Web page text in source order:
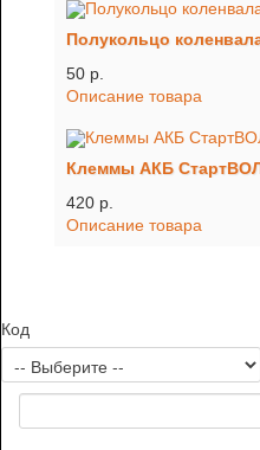
Полукольцо
50 p.
Описание товара
Клеммы АКБ
420 p.
Описание товара
Код